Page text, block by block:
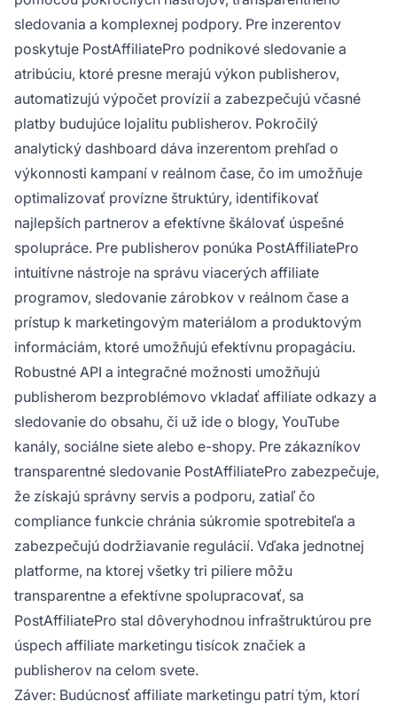
sledovania a komplexnej podpory. Pre inzerentov
poskytuje PostAffiliatePro podnikové sledovanie a
atribúciu, ktoré presne merajú výkon publisherov,
automatizujú výpočet provízií a zabezpečujú včasné
platby budujúce lojalitu publisherov. Pokročilý
analytický dashboard dáva inzerentom prehľad o
výkonnosti kampaní v reálnom čase, čo im umožňuje
optimalizovať provízne štruktúry, identifikovať
najlepších partnerov a efektívne škálovať úspešné
spolupráce. Pre publisherov ponúka PostAffiliatePro
intuitívne nástroje na správu viacerých affiliate
programov, sledovanie zárobkov v reálnom čase a
prístup k marketingovým materiálom a produktovým
informáciám, ktoré umožňujú efektívnu propagáciu.
Robustné API a integračné možnosti umožňujú
publisherom bezproblémovo vkladať affiliate odkazy a
sledovanie do obsahu, či už ide o blogy, YouTube
kanály, sociálne siete alebo e-shopy. Pre zákazníkov
transparentné sledovanie PostAffiliatePro zabezpečuje,
že získajú správny servis a podporu, zatiaľ čo
compliance funkcie chránia súkromie spotrebiteľa a
zabezpečujú dodržiavanie regulácií. Vďaka jednotnej
platforme, na ktorej všetky tri piliere môžu
transparentne a efektívne spolupracovať, sa
PostAffiliatePro stal dôveryhodnou infraštruktúrou pre
úspech affiliate marketingu tisícok značiek a
publisherov na celom svete.
Záver: Budúcnosť affiliate marketingu patrí tým, ktorí